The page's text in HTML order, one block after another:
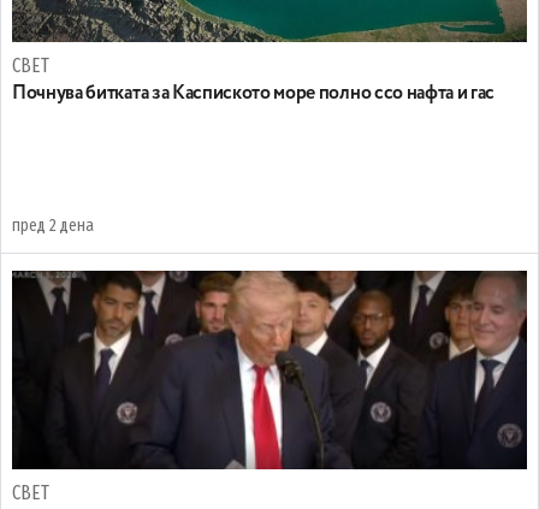
СВЕТ
Почнува битката за Каспиското море полно ссо нафта и гас
пред 2 дена
СВЕТ